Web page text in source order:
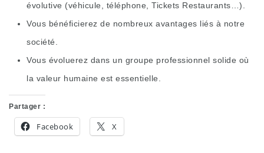
évolutive (véhicule, téléphone, Tickets Restaurants…).
Vous bénéficierez de nombreux avantages liés à notre
société.
Vous évoluerez dans un groupe professionnel solide où
la valeur humaine est essentielle.
Partager :
Facebook X